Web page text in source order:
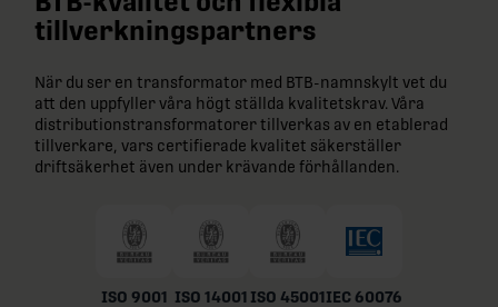
tillverkningspartners
När du ser en transformator med BTB-namnskylt vet du
att den uppfyller våra högt ställda kvalitetskrav. Våra
distributionstransformatorer tillverkas av en etablerad
tillverkare, vars certifierade kvalitet säkerställer
driftsäkerhet även under krävande förhållanden.
ISO 9001 ISO 14001 ISO 45001IEC 60076